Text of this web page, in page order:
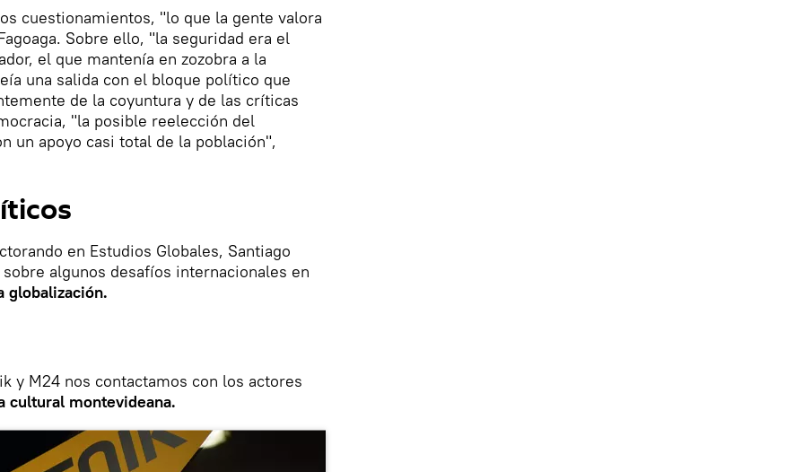
cuestionamientos, "lo que la gente valora
Sobre ello, "la seguridad era el
el que mantenía en zozobra a la
una salida con el bloque político que
de la coyuntura y de las críticas
"la posible reelección del
un apoyo casi total de la población",
en Estudios Globales, Santiago
algunos desafíos internacionales en
globalización.
y M24 nos contactamos con los actores
cultural montevideana.